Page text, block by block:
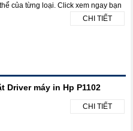
của từng loại. Click xem ngay bạn
CHI TIẾT
Driver máy in Hp P1102
CHI TIẾT